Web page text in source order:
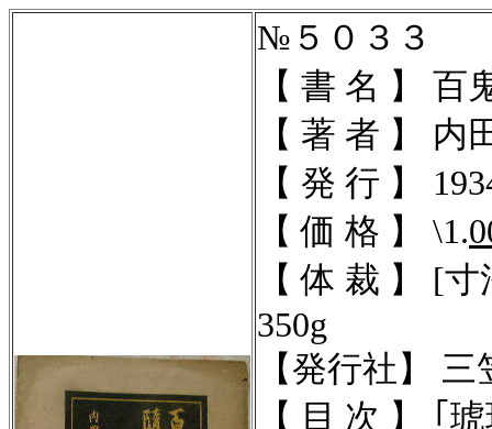
№５０３３
【 書 名 】 百
【 著 者 】 内
【 発 行 】
【 価 格 】 \1.
【 体 裁 】 [
350g
【発行社】
【 目 次 】 ｢